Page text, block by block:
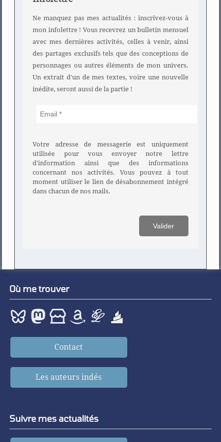
Ne manquez pas mes actualités : inscrivez-vous à
mon infolettre ! Vous recevrez un bulletin mensuel
avec mes dernières activités, celles à venir, ainsi
des partages exclusifs tels que des conceptions de
personnages ou autres éléments de mon univers.
Un extrait d'un de mes textes, voire une nouvelle
inédite, seront aussi de la partie !
Votre adresse de messagerie est uniquement
utilisée pour vous envoyer notre lettre
d'information ainsi que des informations
concernant nos activités. Vous pouvez à tout
moment utiliser le lien de désabonnement intégré
dans chacun de nos mails.
Où me trouver
Contact
Les auteurs indés
Suivre mes actualités